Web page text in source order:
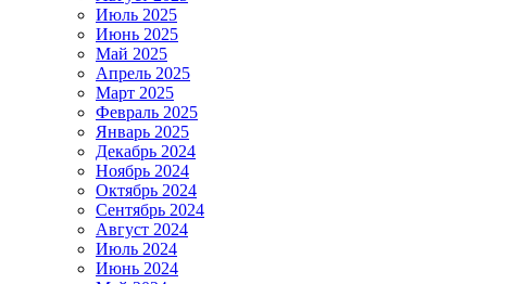
Июль 2025
Июнь 2025
Май 2025
Апрель 2025
Март 2025
Февраль 2025
Январь 2025
Декабрь 2024
Ноябрь 2024
Октябрь 2024
Сентябрь 2024
Август 2024
Июль 2024
Июнь 2024